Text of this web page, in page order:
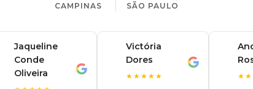
CAMPINAS SÃO PAULO
Jaqueline
Conde
Oliveira
Victória
Dores
★★★★★